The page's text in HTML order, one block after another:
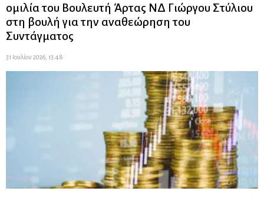
ομιλία του Βουλευτή Άρτας ΝΔ Γιώργου Στύλιου
στη βουλή για την αναθεώρηση του
Συντάγματος
31 Ιουλίου 2026, 13:48